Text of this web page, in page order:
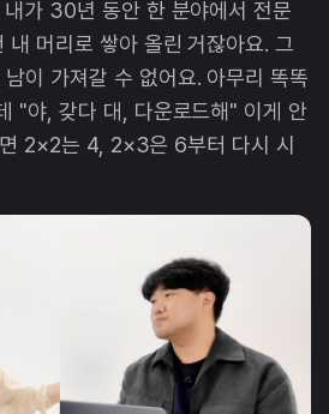
가 30년 동안 한 분야에서 전문
내 머리로 쌓아 올린 거잖아요. 그
이 가져갈 수 없어요. 아무리 똑똑
"야, 갖다 대, 다운로드해" 이게 안
2×2는 4, 2×3은 6부터 다시 시